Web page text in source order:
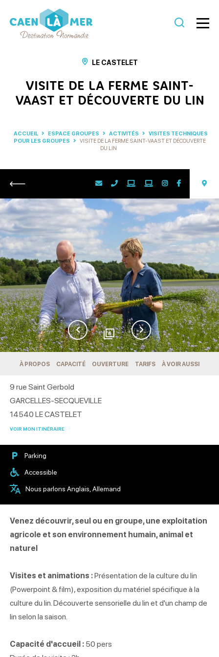
Tourisme
LE CASTELET
VISITE DE LA FERME SAINT-
VAAST ET DÉCOUVERTE DU LIN
ACCUEIL ESPACE GROUPES ACTIVITÉS
VISITES TECHNIQUES
POUR LES GROUPES
VISITE DE LA FERME SAINT-VAAST ET DÉCOUVERTE
DU LIN
Retour
4
À PROPOS CAPACITÉ OUVERTURE TARIFS À VOIR AUSSI
9 rue Saint Gerbold
GARCELLES-SECQUEVILLE
14540 LE CASTELET
VOIR MON ITINÉRAIRE
Parking
Accessible
Nous parlons Anglais, Allemand
Venez découvrir, seul ou en groupe, une exploitation
agricole et son environnement humain, animal et
naturel
Visites et animations :Présentation de la culture du lin
(Powerpoint & film), exposition du matériel spécifique à la
culture du lin. Découverte sensorielle du lin et d'un champ de
lin selon la saison.
Capacité d'accueil : 50 pers